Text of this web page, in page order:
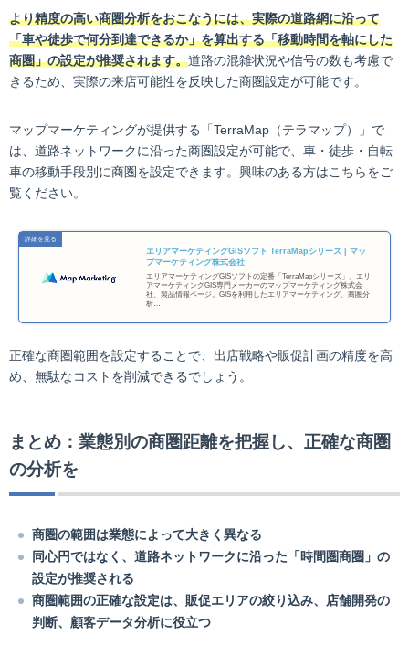
より精度の高い商圏分析をおこなうには、実際の道路網に沿って
「車や徒歩で何分到達できるか」を算出する「移動時間を軸にした
商圏」の設定が推奨されます。道路の混雑状況や信号の数も考慮で
きるため、実際の来店可能性を反映した商圏設定が可能です。
マップマーケティングが提供する「TerraMap（テラマップ）」で
は、道路ネットワークに沿った商圏設定が可能で、車・徒歩・自転
車の移動手段別に商圏を設定できます。興味のある方はこちらをご
覧ください。
エリアマーケティングGISソフト TerraMapシリーズ | マッ
プマーケティング株式会社
エリアマーケティングGISソフトの定番「TerraMapシリーズ」。エリ
アマーケティングGIS専門メーカーのマップマーケティング株式会
社、製品情報ページ。GISを利用したエリアマーケティング、商圏分
析…
正確な商圏範囲を設定することで、出店戦略や販促計画の精度を高
め、無駄なコストを削減できるでしょう。
まとめ：業態別の商圏距離を把握し、正確な商圏
の分析を
商圏の範囲は業態によって大きく異なる
同心円ではなく、道路ネットワークに沿った「時間圏商圏」の
設定が推奨される
商圏範囲の正確な設定は、販促エリアの絞り込み、店舗開発の
判断、顧客データ分析に役立つ